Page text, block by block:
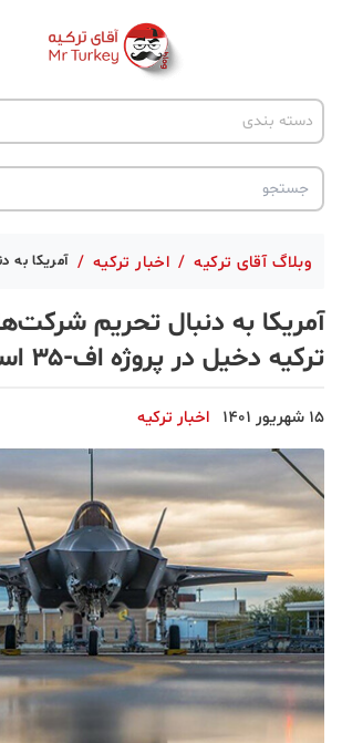
دسته بندی
اخبار ترکیه
پروژه ها
تحصیل در ترکیه
ترکیه گردی
حقوقی
قبرس
وبلاگ آقای ترکیه / اخبار ترکیه / آمریکا به
آمریکا به دنبال تحریم
ترکیه دخیل در پروژه اف-۳۵ است
15 شهریور 1401 اخبار ترکیه